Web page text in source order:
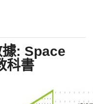
據: Space
科書